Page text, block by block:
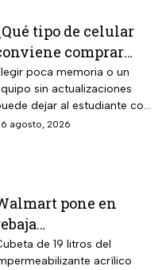
de gestión
inteligencia artificial
modo AI Auto Cooling
ajusta automáticamente
rendimiento según
tipo de celular
comprar
el regreso a
La guía según
nivel escolar
poca memoria o un
sin actualizaciones
dejar al estudiante con
celular lento e
agosto, 2026
pone en
Impersec 10
de 19 litros del
acrílico